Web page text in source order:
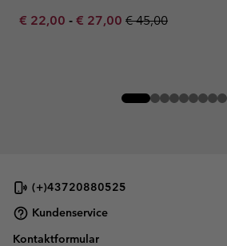
Minimum sale price:
€ 22,00 - Maximum sale price:
€ 27,00 Regular price:
€ 45,00
(+)43720880525
Kundenservice
Kontaktformular